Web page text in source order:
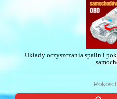
Układy oczyszczania spalin i